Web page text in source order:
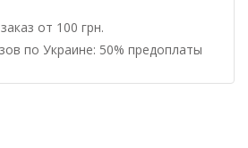
от 100 грн.
по Украине: 50% предоплаты